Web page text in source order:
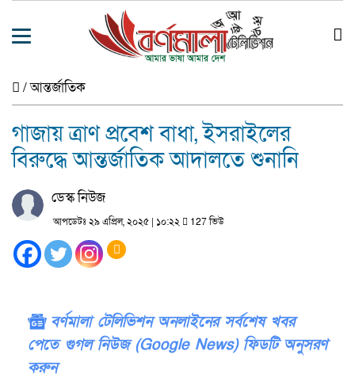
/আন্তর্জাতিক
গাজায় ত্রাণ প্রবেশ বাধা, ইসরাইলের
বিরুদ্ধে আন্তর্জাতিক আদালতে শুনানি
ডেস্ক নিউজ
আপডেটঃ ২৯ এপ্রিল, ২০২৫ | ১০:২২ 127 ভিউ
বর্ণমালা টেলিভিশন অনলাইনের সর্বশেষ খবর
পেতে গুগল নিউজ (Google News) ফিডটি অনুসরণ
করুন